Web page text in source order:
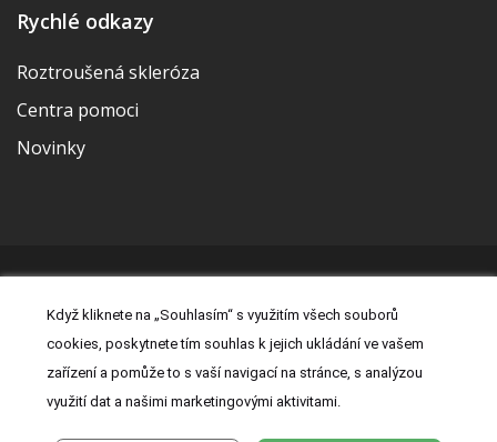
Rychlé odkazy
Roztroušená skleróza
Centra pomoci
Novinky
Právní prohlášení|Prohlášení o cookies|Nastavení cookies
Kontakt|Zásady zpracování osobních údajů
Když kliknete na „Souhlasím“ s využitím všech souborů
cookies, poskytnete tím souhlas k jejich ukládání ve vašem
zařízení a pomůže to s vaší navigací na stránce, s analýzou
využití dat a našimi marketingovými aktivitami.